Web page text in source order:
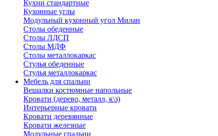
Кухни стандартные
Кухонные углы
Модульный кухонный угол Милан
Столы обеденные
Столы ЛДСП
Столы МДФ
Столы металлокаркас
Стулья обеденные
Стулья металлокаркас
Мебель для спальни
Вешалки костюмные напольные
Кровати (дерево, металл, к\з)
Интерьерные кровати
Кровати деревянные
Кровати железные
Модульные спальни